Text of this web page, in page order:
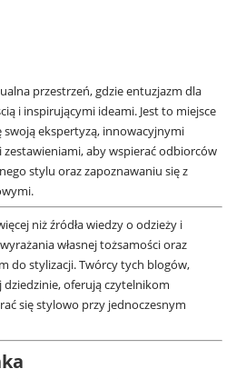
przestrzeń, gdzie entuzjazm dla
i inspirującymi ideami. Jest to miejsce
swoją ekspertyzą, innowacyjnymi
aby wspierać odbiorców
stylu oraz zapoznawaniu się z
niż źródła wiedzy o odzieży i
własnej tożsamości oraz
do stylizacji. Twórcy tych blogów,
oferują czytelnikom
się stylowo przy jednoczesnym